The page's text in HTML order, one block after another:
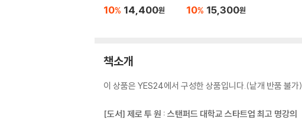
10% 14,400원 10% 15,300원
책소개
이 상품은 YES24에서 구성한 상품입니다.(낱개 반품 불가).
[도서] 제로 투 원 : 스탠퍼드 대학교 스타트업 최고 명강의